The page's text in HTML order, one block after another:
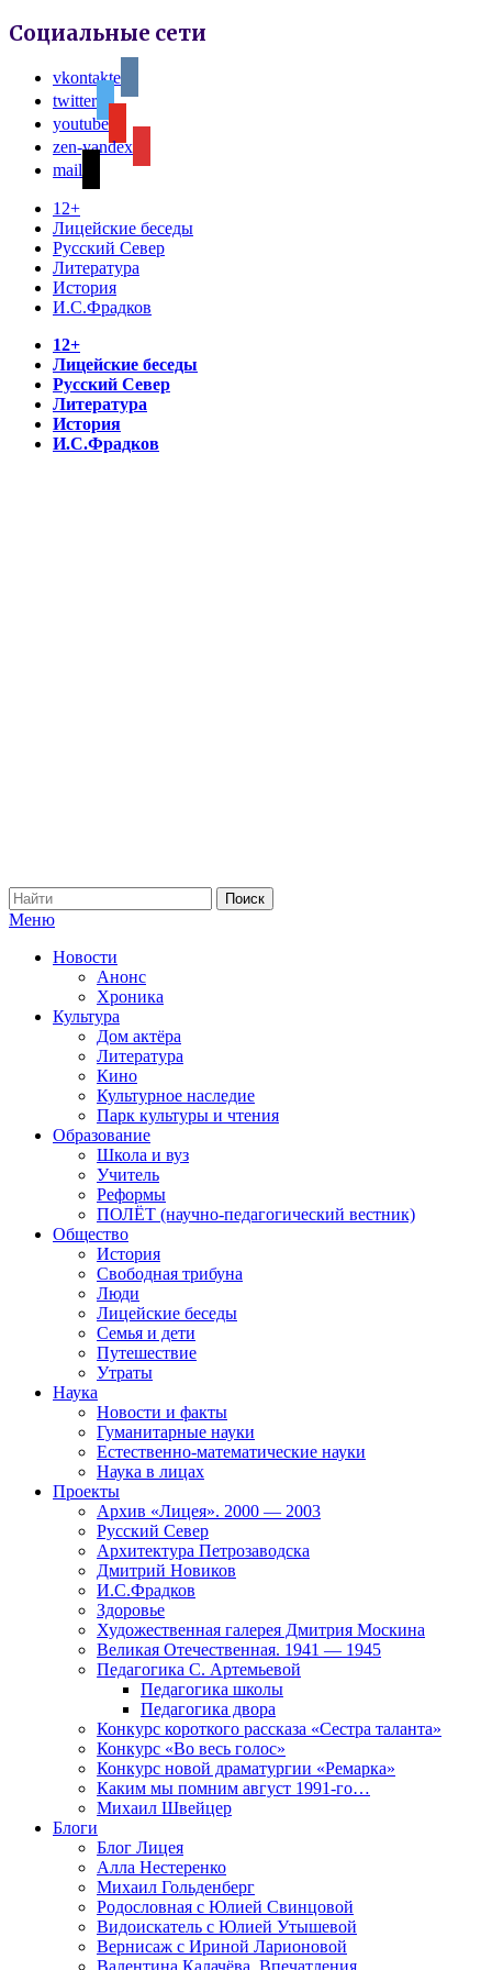
Социальные сети
vkontakte
twitter
youtube
zen-yandex
mail
12+
Лицейские беседы
Русский Север
Литература
История
И.С.Фрадков
12+
Лицейские беседы
Русский Север
Литература
История
И.С.Фрадков
Меню
Новости
Анонс
Хроника
Культура
Дом актёра
Литература
Кино
Культурное наследие
Парк культуры и чтения
Образование
Школа и вуз
Учитель
Реформы
ПОЛЁТ (научно-педагогический вестник)
Общество
История
Свободная трибуна
Люди
Лицейские беседы
Семья и дети
Путешествие
Утраты
Наука
Новости и факты
Гуманитарные науки
Естественно-математические науки
Наука в лицах
Проекты
Архив «Лицея». 2000 — 2003
Русский Север
Архитектура Петрозаводска
Дмитрий Новиков
И.С.Фрадков
Здоровье
Художественная галерея Дмитрия Москина
Великая Отечественная. 1941 — 1945
Педагогика С. Артемьевой
Педагогика школы
Педагогика двора
Конкурс короткого рассказа «Сестра таланта»
Конкурс «Во весь голос»
Конкурс новой драматургии «Ремарка»
Каким мы помним август 1991-го…
Михаил Швейцер
Блоги
Блог Лицея
Алла Нестеренко
Михаил Гольденберг
Родословная с Юлией Свинцовой
Видоискатель с Юлией Утышевой
Вернисаж с Ириной Ларионовой